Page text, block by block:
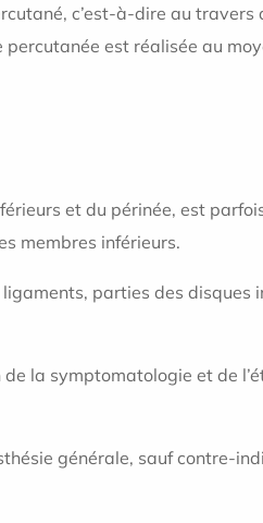
c’est-à-dire au travers
est réalisée au
et du périnée, est
membres inférieurs.
parties des
la symptomatologie et de
générale, sauf contre-